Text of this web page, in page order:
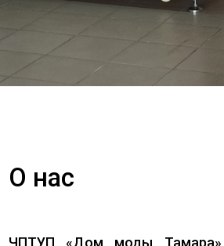
О нас
ЧПТУП «Дом моды Тамара»